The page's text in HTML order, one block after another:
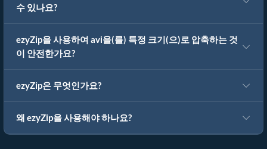
수 있나요?
ezyZip을 사용하여 avi을(를) 특정 크기(으)로 압축하는 것
이 안전한가요?
ezyZip은 무엇인가요?
왜 ezyZip을 사용해야 하나요?